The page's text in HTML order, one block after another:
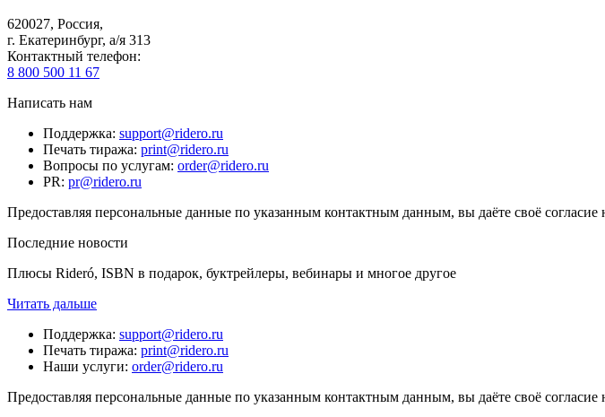
620027, Россия,
г. Екатеринбург, а/я 313
Контактный телефон:
8 800 500 11 67
Написать нам
Поддержка: support@ridero.ru
Печать тиража: print@ridero.ru
Вопросы по услугам: order@ridero.ru
PR: pr@ridero.ru
Предоставляя персональные данные по указанным контактным данным, вы даёте своё согласие
Последние новости
Плюсы Rideró, ISBN в подарок, буктрейлеры, вебинары и многое другое
Читать дальше
Поддержка: support@ridero.ru
Печать тиража: print@ridero.ru
Наши услуги: order@ridero.ru
Предоставляя персональные данные по указанным контактным данным, вы даёте своё согласие